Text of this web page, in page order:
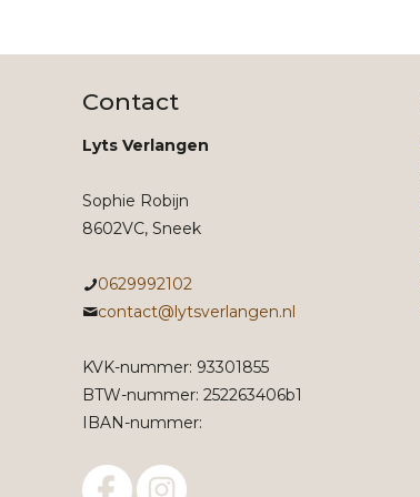
Contact
Lyts Verlangen
Sophie Robijn
8602VC, Sneek
0629992102
contact@lytsverlangen.nl
KVK-nummer: 93301855
BTW-nummer: 252263406b1
IBAN-nummer: